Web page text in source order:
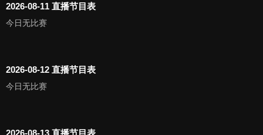
2026-08-11 直播节目表
今日无比赛
2026-08-12 直播节目表
今日无比赛
2026-08-13 直播节目表